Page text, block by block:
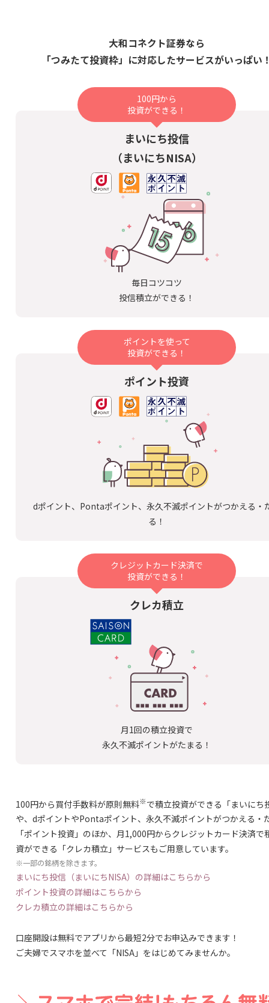
大和コネクト証券なら
「つみたて投資枠」に対応したサービスがいっぱい
100円から
投資ができる！
まいにち投信
（まいにちNISA）
毎日コツコツ
投信積立ができる！
ポイントを使って
投資ができる！
ポイント投資
dポイント、Pontaポイント、永久不滅ポイントがつかえる・
る！
クレジットカード決済で
投資ができる！
クレカ積立
月1回の積立投資で
永久不滅ポイントがたまる！
100円から買付手数料が原則無料※で積立投資ができる「まいにち
や、dポイントやPontaポイント、永久不滅ポイントがつかえる・
「ポイント投資」のほか、月1,000円からクレジットカード決済で
資ができる「クレカ積立」サービスもご用意しています。
※一部の銘柄を除きます。
まいにち投信（まいにちNISA）の詳細はこちらから
ポイント投資の詳細はこちらから
クレカ積立の詳細はこちらから
口座開設は無料でアプリから最短2分でお申込みできます！
ご夫婦でスマホを並べて「NISA」をはじめてみませんか。